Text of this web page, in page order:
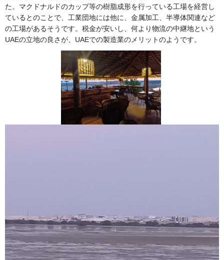
た。マクドナルドのカップ等の樹脂成形を行っている工場を経営し
ているとのことで、工業団地には他に、金属加工、半導体関連など
の工場があるそうです。税金が安いし、何より物流の中継地という
UAEの立地の良さが、UAEでの製造業のメリットのようです。